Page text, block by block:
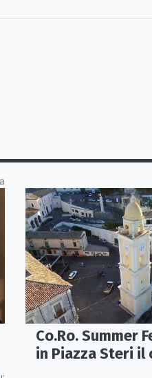
Co.Ro. Summer
in Piazza Steri il
le hit degli anni